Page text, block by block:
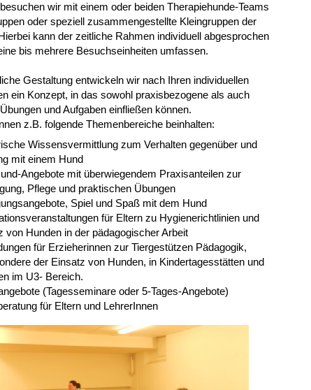
wir mit einem oder beiden Therapiehunde-Teams
n oder speziell zusammengestellte Kleingruppen der
kann der zeitliche Rahmen individuell abgesprochen
bis mehrere Besuchseinheiten umfassen.
Gestaltung entwickeln wir nach Ihren individuellen
ein Konzept, in das sowohl praxisbezogene als auch
und Aufgaben einfließen können.
z.B. folgende Themenbereiche beinhalten:
Wissensvermittlung zum Verhalten gegenüber und
mit einem Hund
Angebote mit überwiegendem Praxisanteilen zur
Pflege und praktischen Übungen
Spiel und Spaß mit dem Hund
für Eltern zu Hygienerichtlinien und
von Hunden in der pädagogischer Arbeit
für Erzieherinnen zur Tiergestützen Pädagogik,
der Einsatz von Hunden, in Kindertagesstätten und
im U3- Bereich.
(Tagesseminare oder 5-Tages-Angebote)
für Eltern und LehrerInnen